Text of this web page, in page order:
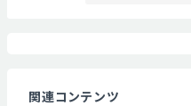
関連コンテンツ